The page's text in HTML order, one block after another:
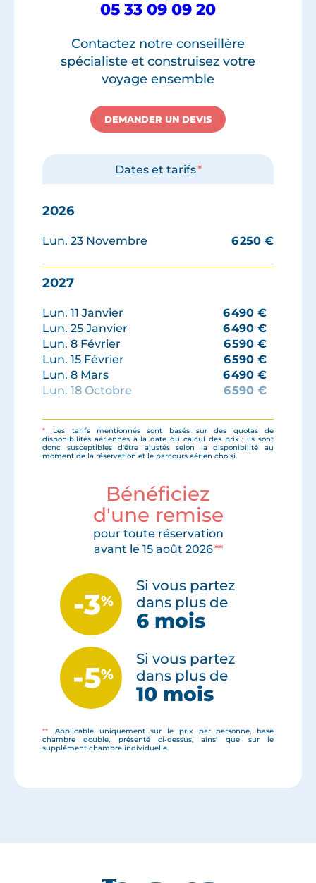
05 33 09 09 20
Contactez notre conseillère
spécialiste et construisez votre
voyage ensemble
DEMANDER UN DEVIS
Dates et tarifs*
2026
Lun. 23 Novembre 6 250 €
2027
Lun. 11 Janvier 6 490 €
Lun. 25 Janvier
6 490 €
Lun. 8 Février
6 590 €
Lun. 15 Février
6 590 €
Lun. 8 Mars
6 490 €
Lun. 18 Octobre
6 590 €
Lun. 8 Novembre
6 490€
Lun. 22 Novembre
6 350€
Lun. 6 Décembre
6 490€
*
Les tarifs mentionnés sont basés sur des quotas de
disponibilités aériennes à la date du calcul des prix ; ils sont
donc susceptibles d'être ajustés selon la disponibilité au
moment de la réservation et le parcours aérien choisi.
Bénéficiez
d'une remise
pour toute réservation
avant le 15 août 2026**
-3%
Si vous partez
dans plus de
6 mois
-5%
Si vous partez
dans plus de
10 mois
**
Applicable uniquement sur le prix par personne, base
chambre double, présenté ci-dessus, ainsi que sur le
supplément chambre individuelle.